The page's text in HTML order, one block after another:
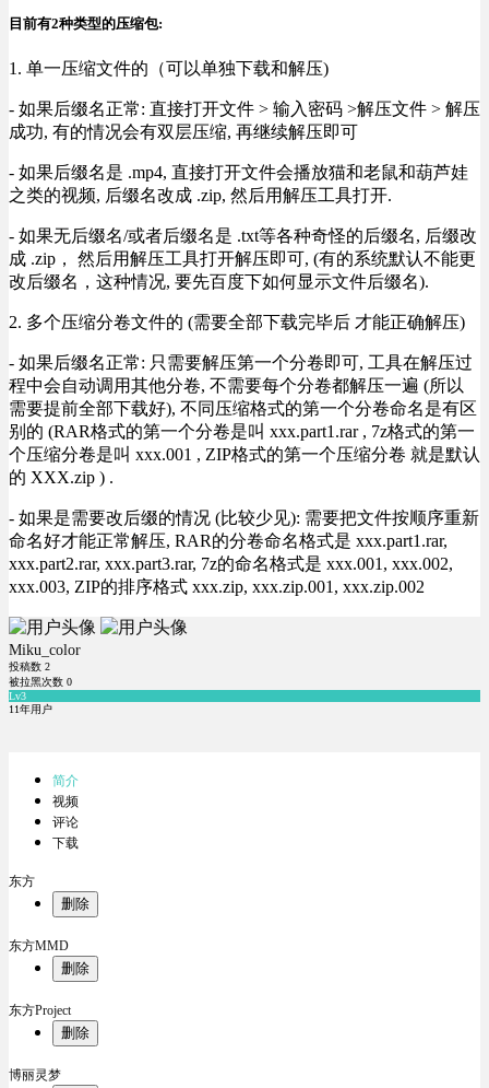
目前有2种类型的压缩包:
1. 单一压缩文件的（可以单独下载和解压)
- 如果后缀名正常: 直接打开文件 > 输入密码 >解压文件 > 解压
成功, 有的情况会有双层压缩, 再继续解压即可
- 如果后缀名是 .mp4, 直接打开文件会播放猫和老鼠和葫芦娃
之类的视频, 后缀名改成 .zip, 然后用解压工具打开.
- 如果无后缀名/或者后缀名是 .txt等各种奇怪的后缀名, 后缀改
成 .zip， 然后用解压工具打开解压即可, (有的系统默认不能更
改后缀名，这种情况, 要先百度下如何显示文件后缀名).
2. 多个压缩分卷文件的 (需要全部下载完毕后 才能正确解压)
- 如果后缀名正常: 只需要解压第一个分卷即可, 工具在解压过
程中会自动调用其他分卷, 不需要每个分卷都解压一遍 (所以
需要提前全部下载好), 不同压缩格式的第一个分卷命名是有区
别的 (RAR格式的第一个分卷是叫 xxx.part1.rar , 7z格式的第一
个压缩分卷是叫 xxx.001 , ZIP格式的第一个压缩分卷 就是默认
的 XXX.zip ) .
- 如果是需要改后缀的情况 (比较少见): 需要把文件按顺序重新
命名好才能正常解压, RAR的分卷命名格式是 xxx.part1.rar,
xxx.part2.rar, xxx.part3.rar, 7z的命名格式是 xxx.001, xxx.002,
xxx.003, ZIP的排序格式 xxx.zip, xxx.zip.001, xxx.zip.002
Miku_color
投稿数 2
被拉黑次数 0
Lv3
11年用户
简介
视频
评论
下载
东方
删除
东方MMD
删除
东方Project
删除
博丽灵梦